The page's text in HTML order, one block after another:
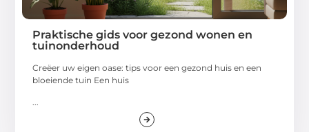
Praktische gids voor gezond wonen en
tuinonderhoud
Creëer uw eigen oase: tips voor een gezond huis en een
bloeiende tuin Een huis
...